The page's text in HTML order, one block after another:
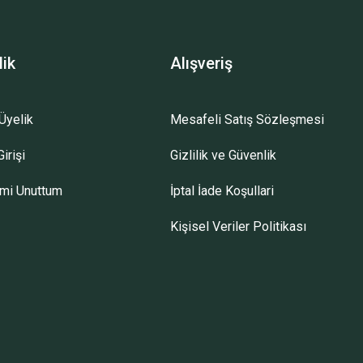
Unuttum
Alışveriş
Mesafeli Satış Sözleşmesi
Gizlilik ve Güvenlik
İptal İade Koşullari
Kişisel Veriler Politikası